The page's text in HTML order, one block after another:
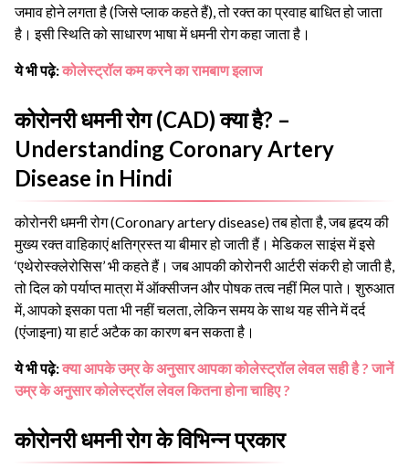
जमाव होने लगता है (जिसे प्लाक कहते हैं), तो रक्त का प्रवाह बाधित हो जाता
है। इसी स्थिति को साधारण भाषा में धमनी रोग कहा जाता है।
ये भी पढ़े:कोलेस्ट्रॉल कम करने का रामबाण इलाज
कोरोनरी धमनी रोग (CAD) क्या है? –
Understanding Coronary Artery
Disease in Hindi
कोरोनरी धमनी रोग (Coronary artery disease) तब होता है, जब हृदय की
मुख्य रक्त वाहिकाएं क्षतिग्रस्त या बीमार हो जाती हैं। मेडिकल साइंस में इसे
‘एथेरोस्क्लेरोसिस’ भी कहते हैं। जब आपकी कोरोनरी आर्टरी संकरी हो जाती है,
तो दिल को पर्याप्त मात्रा में ऑक्सीजन और पोषक तत्व नहीं मिल पाते। शुरुआत
में, आपको इसका पता भी नहीं चलता, लेकिन समय के साथ यह सीने में दर्द
(एंजाइना) या हार्ट अटैक का कारण बन सकता है।
ये भी पढ़े:क्या आपके उम्र के अनुसार आपका कोलेस्ट्रॉल लेवल सही है ? जानें
उम्र के अनुसार कोलेस्ट्रॉल लेवल कितना होना चाहिए ?
कोरोनरी धमनी रोग के विभिन्न प्रकार